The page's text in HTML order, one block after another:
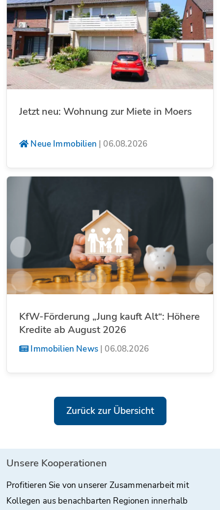
Jetzt neu: Wohnung zur Miete in Moers
Neue Immobilien | 06.08.2026
KfW-Förderung „Jung kauft Alt“: Höhere
Kredite ab August 2026
Immobilien News| 06.08.2026
Zurück zur Übersicht
Unsere Kooperationen
Profitieren Sie von unserer Zusammenarbeit mit
Kollegen aus benachbarten Regionen innerhalb